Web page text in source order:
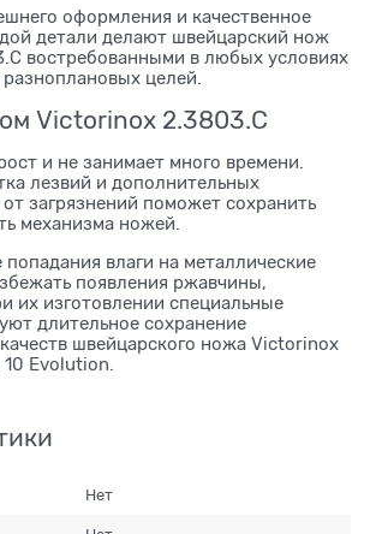
оформления и качественное
детали делают швейцарский нож
востребованными в любых условиях
целей.
Victorinox 2.3803.C
и не занимает много времени.
лезвий и дополнительных
загрязнений поможет сохранить
механизма ножей.
влаги на металлические
появления ржавчины,
их изготовлении специальные
длительное сохранение
швейцарского ножа Victorinox
Evolution.
Нет